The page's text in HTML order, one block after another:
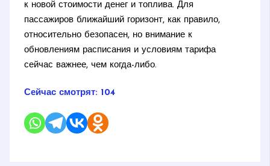
к новой стоимости денег и топлива. Для
пассажиров ближайший горизонт, как правило,
относительно безопасен, но внимание к
обновлениям расписания и условиям тарифа
сейчас важнее, чем когда-либо.
Сейчас смотрят: 104